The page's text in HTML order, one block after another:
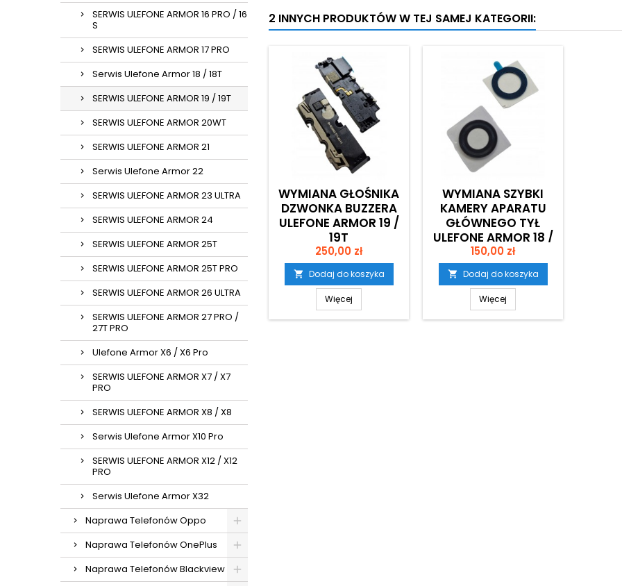
SERWIS ULEFONE ARMOR 16 PRO / 16
S
SERWIS ULEFONE ARMOR 17 PRO
Serwis Ulefone Armor 18 / 18T
SERWIS ULEFONE ARMOR 19 / 19T
SERWIS ULEFONE ARMOR 20WT
SERWIS ULEFONE ARMOR 21
Serwis Ulefone Armor 22
SERWIS ULEFONE ARMOR 23 ULTRA
SERWIS ULEFONE ARMOR 24
SERWIS ULEFONE ARMOR 25T
SERWIS ULEFONE ARMOR 25T PRO
SERWIS ULEFONE ARMOR 26 ULTRA
SERWIS ULEFONE ARMOR 27 PRO /
27T PRO
Ulefone Armor X6 / X6 Pro
SERWIS ULEFONE ARMOR X7 / X7
PRO
SERWIS ULEFONE ARMOR X8 / X8
Serwis Ulefone Armor X10 Pro
SERWIS ULEFONE ARMOR X12 / X12
PRO
Serwis Ulefone Armor X32
Naprawa Telefonów Oppo
Naprawa Telefonów OnePlus
Naprawa Telefonów Blackview
2 INNYCH PRODUKTÓW W TEJ SAMEJ KATEGORII:
WYMIANA GŁOŚNIKA
DZWONKA BUZZERA
ULEFONE ARMOR 19 /
19T
Cena
250,00 zł
 Dodaj do koszyka
Więcej
WYMIANA SZYBKI
KAMERY APARATU
GŁÓWNEGO TYŁ
ULEFONE ARMOR 18 /
19 / 18T / 19T
Cena
150,00 zł
 Dodaj do koszyka
Więcej